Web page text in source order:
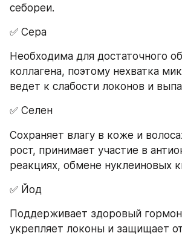
себореи.
✅ Сера
Необходима для достаточного
коллагена, поэтому нехватка
ведет к слабости локонов и
✅ Селен
Сохраняет влагу в коже и
рост, принимает участие в
реакциях, обмене нуклеиновых
✅ Йод
Поддерживает здоровый
укрепляет локоны и защищает